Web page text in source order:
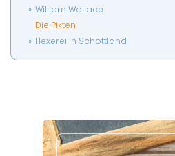
William Wallace
Die Pikten
Hexerei in Schottland